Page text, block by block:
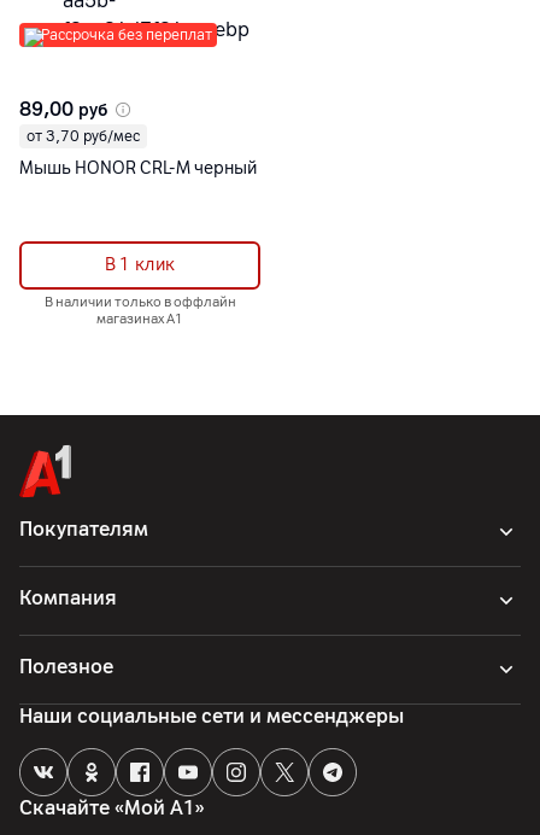
Рассрочка без переплат
89,00 руб
от 3,70 руб/мес
Мышь HONOR CRL-M черный
В 1 клик
В наличии только в оффлайн
магазинах А1
Покупателям
Компания
Полезное
Скачайте «Мой А1»
Наши социальные сети и мессенджеры